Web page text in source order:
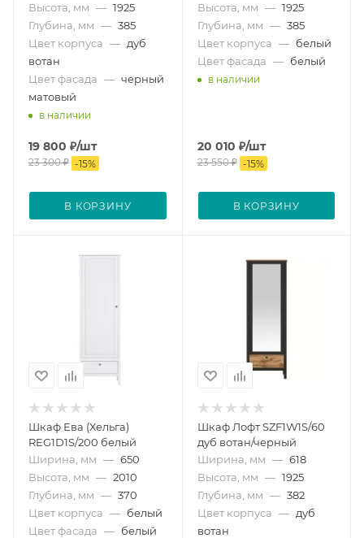
Высота, мм — 1925
Глубина, мм — 385
Цвет корпуса — дуб
вотан
Цвет фасада — черный
матовый
в наличии
19 800 ₽/шт
23 300₽ -15%
В КОРЗИНУ
Высота, мм — 1925
Глубина, мм — 385
Цвет корпуса — белый
Цвет фасада — белый
в наличии
20 010 ₽/шт
23 550₽ -15%
В КОРЗИНУ
Шкаф Ева (Хельга)
REG1D1S/200 белый
Ширина, мм — 650
Высота, мм — 2010
Глубина, мм — 370
Цвет корпуса — белый
Цвет фасада — белый
Шкаф Лофт SZF1W1S/60
дуб вотан/черный
Ширина, мм — 618
Высота, мм — 1925
Глубина, мм — 382
Цвет корпуса — дуб
вотан